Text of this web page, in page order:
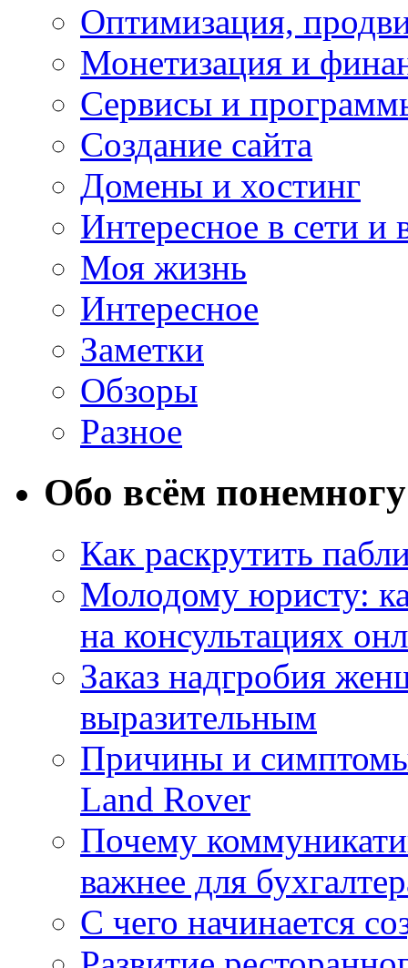
Оптимизация,
Монетизация и
Сервисы и
Создание сайта
Домены и хостинг
Интересное в сети и
Моя жизнь
Интересное
Заметки
Обзоры
Разное
Обо всём понемногу
Как раскрутить
Молодому юристу:
на консультациях
Заказ надгробия
выразительным
Причины и
Land Rover
Почему
важнее для
С чего начинается